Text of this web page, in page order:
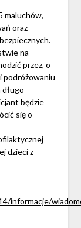
maluchów,
oraz
na
przez, o
podróżowaniu
będzie
się o
dzieci z
informacje/